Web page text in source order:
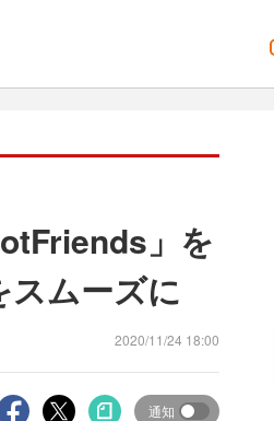
」を
ムーズに
2020/11/24 18:00
通知